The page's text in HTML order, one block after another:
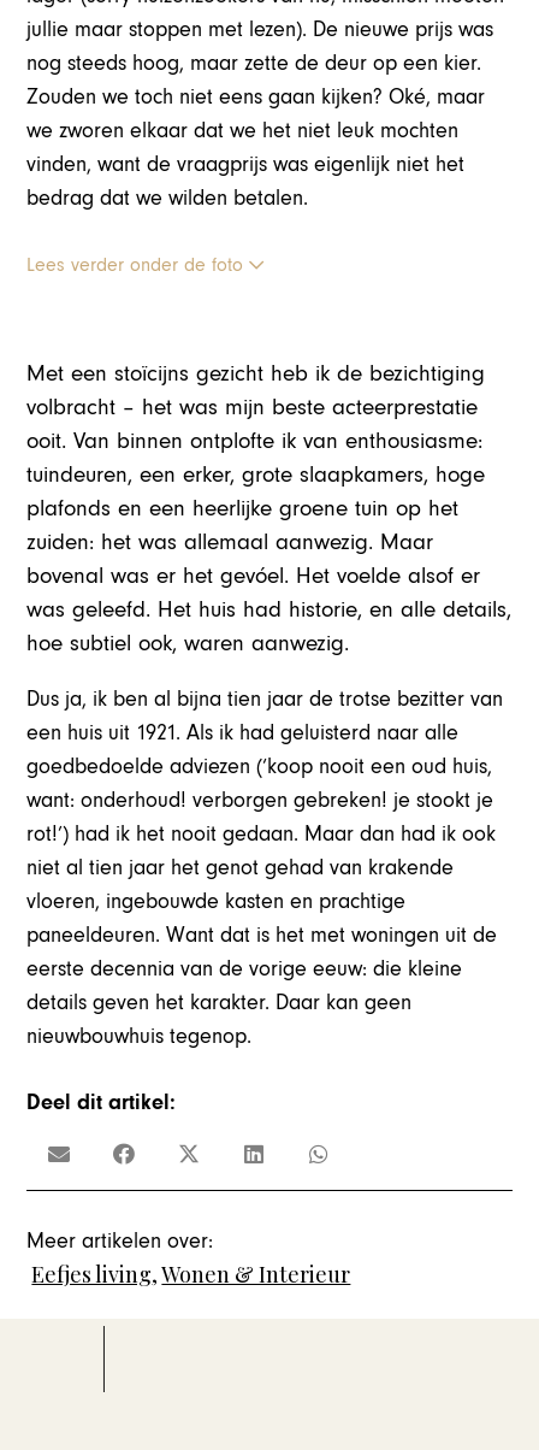
jullie maar stoppen met lezen). De nieuwe prijs was
nog steeds hoog, maar zette de deur op een kier.
Zouden we toch niet eens gaan kijken? Oké, maar
we zworen elkaar dat we het niet leuk mochten
vinden, want de vraagprijs was eigenlijk niet het
bedrag dat we wilden betalen.
Lees verder onder de foto
Met een stoïcijns gezicht heb ik de bezichtiging
volbracht – het was mijn beste acteerprestatie
ooit. Van binnen ontplofte ik van enthousiasme:
tuindeuren, een erker, grote slaapkamers, hoge
plafonds en een heerlijke groene tuin op het
zuiden: het was allemaal aanwezig. Maar
bovenal was er het gevóel. Het voelde alsof er
was geleefd. Het huis had historie, en alle details,
hoe subtiel ook, waren aanwezig.
Dus ja, ik ben al bijna tien jaar de trotse bezitter van
een huis uit 1921. Als ik had geluisterd naar alle
goedbedoelde adviezen (‘koop nooit een oud huis,
want: onderhoud! verborgen gebreken! je stookt je
rot!’) had ik het nooit gedaan. Maar dan had ik ook
niet al tien jaar het genot gehad van krakende
vloeren, ingebouwde kasten en prachtige
paneeldeuren. Want dat is het met woningen uit de
eerste decennia van de vorige eeuw: die kleine
details geven het karakter. Daar kan geen
nieuwbouwhuis tegenop.
Deel dit artikel:
Meer artikelen over:
Eefjes living,Wonen & Interieur